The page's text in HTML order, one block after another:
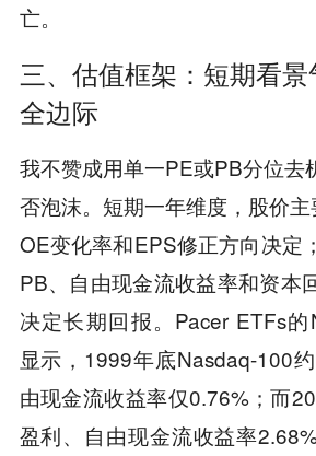
亡。
三、估值框架：短期看
全边际
我不赞成用单一PE或PB分位去
否泡沫。短期一年维度，股价
OE变化率和EPS修正方向决定
PB、自由现金流收益率和资本
决定长期回报。Pacer ETFs
显示，1999年底Nasdaq-100
由现金流收益率仅0.76%；而
盈利、自由现金流收益率